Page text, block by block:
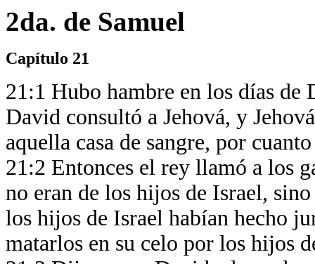
2da. de Samuel
Capítulo 21
21:1 Hubo hambre en los días de
David consultó a Jehová, y
aquella casa de sangre, por
21:2 Entonces el rey llamó a los
no eran de los hijos de Israel,
los hijos de Israel habían hecho
matarlos en su celo por los hijos